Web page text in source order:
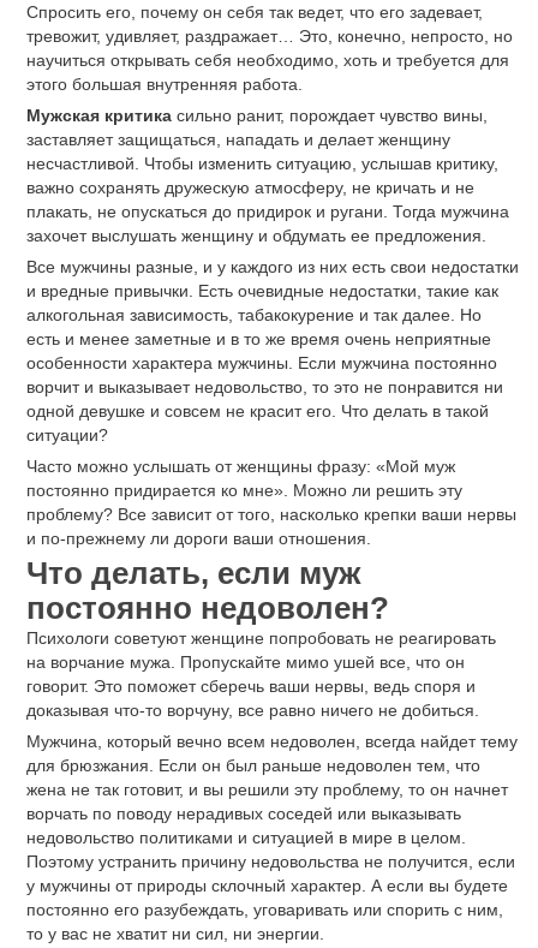
Спросить его, почему он себя так ведет, что его задевает,
тревожит, удивляет, раздражает… Это, конечно, непросто, но
научиться открывать себя необходимо, хоть и требуется для
этого большая внутренняя работа.
Мужская критика сильно ранит, порождает чувство вины,
заставляет защищаться, нападать и делает женщину
несчастливой. Чтобы изменить ситуацию, услышав критику,
важно сохранять дружескую атмосферу, не кричать и не
плакать, не опускаться до придирок и ругани. Тогда мужчина
захочет выслушать женщину и обдумать ее предложения.
Все мужчины разные, и у каждого из них есть свои недостатки
и вредные привычки. Есть очевидные недостатки, такие как
алкогольная зависимость, табакокурение и так далее. Но
есть и менее заметные и в то же время очень неприятные
особенности характера мужчины. Если мужчина постоянно
ворчит и выказывает недовольство, то это не понравится ни
одной девушке и совсем не красит его. Что делать в такой
ситуации?
Часто можно услышать от женщины фразу: «Мой муж
постоянно придирается ко мне». Можно ли решить эту
проблему? Все зависит от того, насколько крепки ваши нервы
и по-прежнему ли дороги ваши отношения.
Что делать, если муж
постоянно недоволен?
Психологи советуют женщине попробовать не реагировать
на ворчание мужа. Пропускайте мимо ушей все, что он
говорит. Это поможет сберечь ваши нервы, ведь споря и
доказывая что-то ворчуну, все равно ничего не добиться.
Мужчина, который вечно всем недоволен, всегда найдет тему
для брюзжания. Если он был раньше недоволен тем, что
жена не так готовит, и вы решили эту проблему, то он начнет
ворчать по поводу нерадивых соседей или выказывать
недовольство политиками и ситуацией в мире в целом.
Поэтому устранить причину недовольства не получится, если
у мужчины от природы склочный характер. А если вы будете
постоянно его разубеждать, уговаривать или спорить с ним,
то у вас не хватит ни сил, ни энергии.